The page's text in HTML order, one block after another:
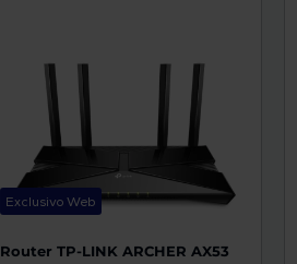
Exclusivo Web
Router TP-LINK ARCHER AX53